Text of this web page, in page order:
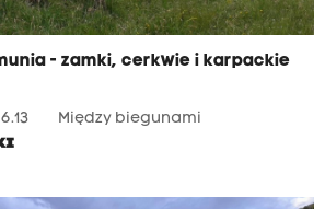
- zamki, cerkwie i karpackie
Między biegunami